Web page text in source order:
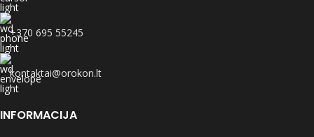
+370 695 55245
kontaktai@orokon.lt
INFORMACIJA